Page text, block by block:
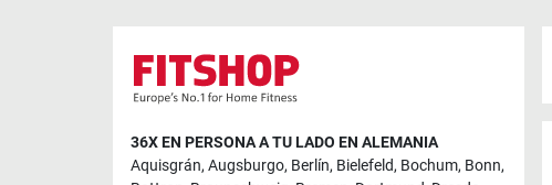
36X EN PERSONA A TU LADO EN ALEMANIA
Aquisgrán, Augsburgo, Berlín, Bielefeld, Bochum, Bonn,